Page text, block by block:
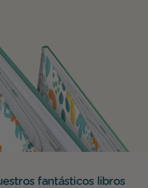
fantásticos libros